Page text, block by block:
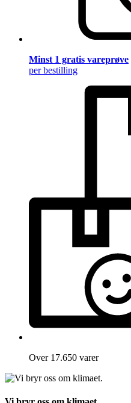
Minst 1 gratis vareprøve
per bestilling
Over 17.650 varer